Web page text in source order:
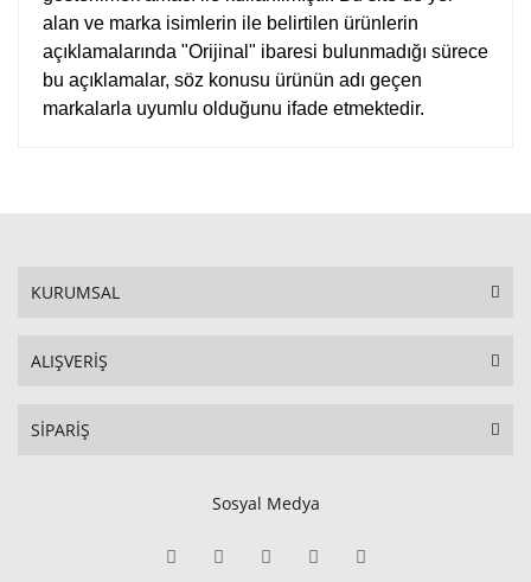
alan ve marka isimlerin ile belirtilen ürünlerin
açıklamalarında "Orijinal" ibaresi bulunmadığı sürece
bu açıklamalar, söz konusu ürünün adı geçen
markalarla uyumlu olduğunu ifade etmektedir.
KURUMSAL
ALIŞVERİŞ
SİPARİŞ
Sosyal Medya